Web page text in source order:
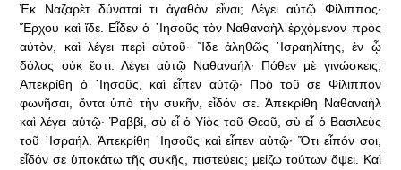
Ἐκ Ναζαρὲτ δύναταί τι ἀγαθὸν εἶναι; Λέγει αὐτῷ Φίλιππος·
Ἔρχου καὶ ἴδε. Εἶδεν ὁ ᾿Ιησοῦς τὸν Ναθαναὴλ ἐρχόμενον πρὸς
αὐτὸν, καὶ λέγει περὶ αὐτοῦ· Ἴδε ἀληθῶς ᾿Ισραηλίτης, ἐν ᾧ
δόλος οὐκ ἔστι. Λέγει αὐτῷ Ναθαναήλ· Πόθεν μὲ γινώσκεις;
Ἀπεκρίθη ὁ ᾿Ιησοῦς, καὶ εἶπεν αὐτῷ· Πρὸ τοῦ σε Φίλιππον
φωνῆσαι, ὄντα ὑπὸ τὴν συκῆν, εἶδόν σε. Ἀπεκρίθη Ναθαναὴλ
καὶ λέγει αὐτῷ· Ῥαββί, σὺ εἶ ὁ Υἱὸς τοῦ Θεοῦ, σὺ εἶ ὁ Βασιλεὺς
τοῦ ᾿Ισραήλ. Ἀπεκρίθη ᾿Ιησοῦς καὶ εἶπεν αὐτῷ· Ὅτι εἶπόν σοι,
εἶδόν σε ὑποκάτω τῆς συκῆς, πιστεύεις; μείζω τούτων ὄψει. Καὶ